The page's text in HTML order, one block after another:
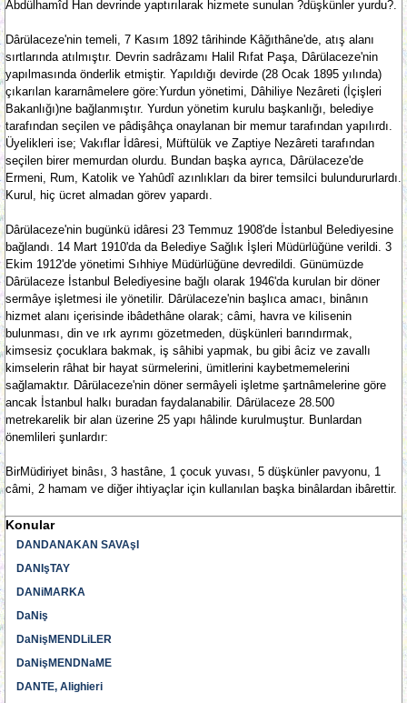
Abdülhamîd Han devrinde yaptırılarak hizmete sunulan ?düşkünler yurdu?.
Dârülaceze'nin temeli, 7 Kasım 1892 târihinde Kâğıthâne'de, atış alanı
sırtlarında atılmıştır. Devrin sadrâzamı Halil Rıfat Paşa, Dârülaceze'nin
yapılmasında önderlik etmiştir. Yapıldığı devirde (28 Ocak 1895 yılında)
çıkarılan kararnâmelere göre:Yurdun yönetimi, Dâhiliye Nezâreti (İçişleri
Bakanlığı)ne bağlanmıştır. Yurdun yönetim kurulu başkanlığı, belediye
tarafından seçilen ve pâdişâhça onaylanan bir memur tarafından yapılırdı.
Üyelikleri ise; Vakıflar İdâresi, Müftülük ve Zaptiye Nezâreti tarafından
seçilen birer memurdan olurdu. Bundan başka ayrıca, Dârülaceze'de
Ermeni, Rum, Katolik ve Yahûdî azınlıkları da birer temsilci bulundururlardı.
Kurul, hiç ücret almadan görev yapardı.
Dârülaceze'nin bugünkü idâresi 23 Temmuz 1908'de İstanbul Belediyesine
bağlandı. 14 Mart 1910'da da Belediye Sağlık İşleri Müdürlüğüne verildi. 3
Ekim 1912'de yönetimi Sıhhiye Müdürlüğüne devredildi. Günümüzde
Dârülaceze İstanbul Belediyesine bağlı olarak 1946'da kurulan bir döner
sermâye işletmesi ile yönetilir. Dârülaceze'nin başlıca amacı, binânın
hizmet alanı içerisinde ibâdethâne olarak; câmi, havra ve kilisenin
bulunması, din ve ırk ayrımı gözetmeden, düşkünleri barındırmak,
kimsesiz çocuklara bakmak, iş sâhibi yapmak, bu gibi âciz ve zavallı
kimselerin râhat bir hayat sürmelerini, ümitlerini kaybetmemelerini
sağlamaktır. Dârülaceze'nin döner sermâyeli işletme şartnâmelerine göre
ancak İstanbul halkı buradan faydalanabilir. Dârülaceze 28.500
metrekarelik bir alan üzerine 25 yapı hâlinde kurulmuştur. Bunlardan
önemlileri şunlardır:
BirMüdiriyet binâsı, 3 hastâne, 1 çocuk yuvası, 5 düşkünler pavyonu, 1
câmi, 2 hamam ve diğer ihtiyaçlar için kullanılan başka binâlardan ibârettir.
Konular
DANDANAKAN SAVAşI
DANIşTAY
DANiMARKA
DaNiş
DaNişMENDLiLER
DaNişMENDNaME
DANTE, Alighieri